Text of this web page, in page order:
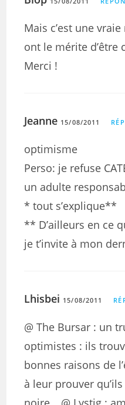
Mais c’est une
ont le mérite d’être
Merci !
Jeanne 15/08/2011
optimisme
Perso: je refuse
un adulte
* tout s’explique**
** D’ailleurs en ce
je t’invite à mon
Lhisbei 15/08/2011
@ The Bursar : un
optimistes : ils
bonnes raisons de
à leur prouver